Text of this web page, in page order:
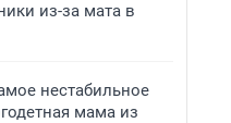
из-за мата в
нестабильное
мама из